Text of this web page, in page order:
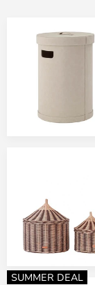
SUMMER DEAL